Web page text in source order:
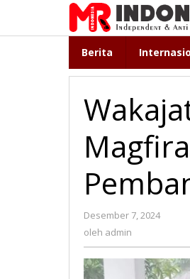
konten
Berita
Desember 7, 2024
oleh admin